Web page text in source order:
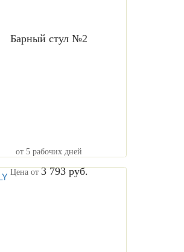
Барный стул №2
от 5 рабочих дней
Цена от 3 793 руб.